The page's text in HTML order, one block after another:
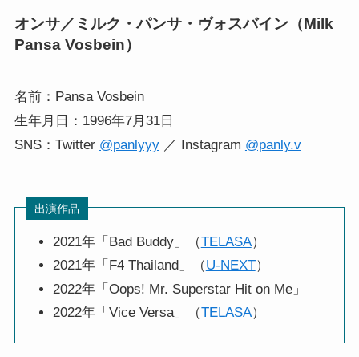
オンサ／ミルク・パンサ・ヴォスバイン（Milk
Pansa Vosbein）
名前：Pansa Vosbein
生年月日：1996年7月31日
SNS：Twitter @panlyyy／ Instagram @panly.v
出演作品
2021年「Bad Buddy」（TELASA）
2021年「F4 Thailand」（U-NEXT）
2022年「Oops! Mr. Superstar Hit on Me」
2022年「Vice Versa」（TELASA）